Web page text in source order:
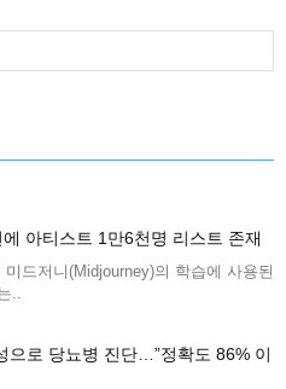
아티스트 1만6천명 리스트 존재
드저니(Midjourney)의 학습에 사용된
..
으로 당뇨병 진단…”정확도 86% 이